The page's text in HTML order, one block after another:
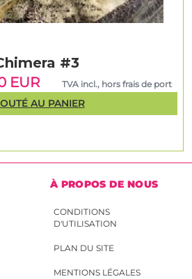
#3
EUR
TVA incl., hors frais de port
AU PANIER
À PROPOS DE NOUS
CONDITIONS
D'UTILISATION
PLAN DU SITE
MENTIONS LÉGALES